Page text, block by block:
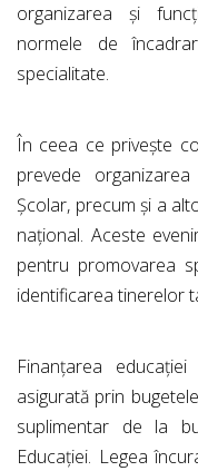
organizarea și
normele de
specialitate.
În ceea ce privește
prevede
Școlar, precum și a
național. Aceste
pentru promovarea
identificarea tinerelor
Finanțarea
asigurată prin
suplimentar de la
Educației. Legea